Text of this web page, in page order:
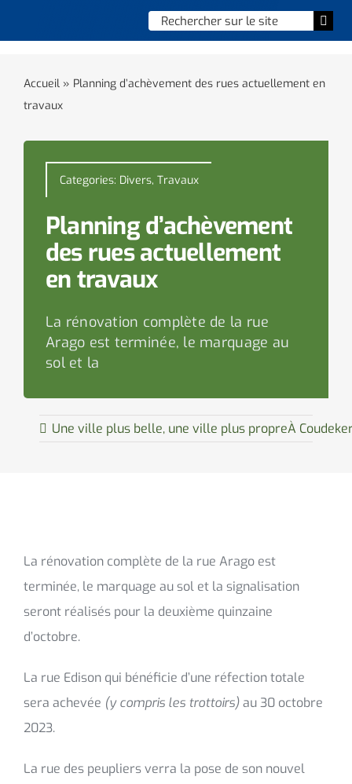
Chercher
:
Vie municipale
Enfance, jeunesse & sports
Culture et loisirs
Social & solidarité
Contacter le maire
Accueil» Planning d’achèvement des rues actuellement en
travaux
Categories: Divers, Travaux
Planning d’achèvement
des rues actuellement
en travaux
La rénovation complète de la rue
Arago est terminée, le marquage au
sol et la
Une ville plus belle, une ville plus propreÀ
La rénovation complète de la rue Arago est
terminée, le marquage au sol et la signalisation
seront réalisés pour la deuxième quinzaine
d’octobre.
La rue Edison qui bénéficie d’une réfection totale
sera achevée (y compris les trottoirs)au 30 octobre
2023.
La rue des peupliers verra la pose de son nouvel